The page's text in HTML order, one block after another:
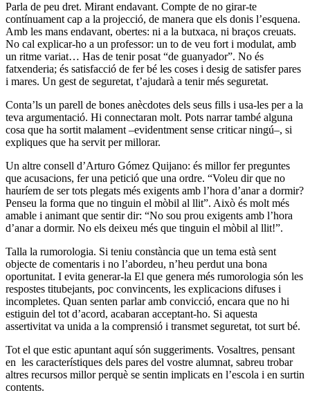
Parla de peu dret. Mirant endavant. Compte de no girar-te
contínuament cap a la projecció, de manera que els donis l’esquena.
Amb les mans endavant, obertes: ni a la butxaca, ni braços creuats.
No cal explicar-ho a un professor: un to de veu fort i modulat, amb
un ritme variat… Has de tenir posat “de guanyador”. No és
fatxenderia; és satisfacció de fer bé les coses i desig de satisfer pares
i mares. Un gest de seguretat, t’ajudarà a tenir més seguretat.
Conta’ls un parell de bones anècdotes dels seus fills i usa-les per a la
teva argumentació. Hi connectaran molt. Pots narrar també alguna
cosa que ha sortit malament –evidentment sense criticar ningú–, si
expliques que ha servit per millorar.
Un altre consell d’Arturo Gómez Quijano: és millor fer preguntes
que acusacions, fer una petició que una ordre. “Voleu dir que no
hauríem de ser tots plegats més exigents amb l’hora d’anar a dormir?
Penseu la forma que no tinguin el mòbil al llit”. Això és molt més
amable i animant que sentir dir: “No sou prou exigents amb l’hora
d’anar a dormir. No els deixeu més que tinguin el mòbil al llit!”.
Talla la rumorologia. Si teniu constància que un tema està sent
objecte de comentaris i no l’abordeu, n’heu perdut una bona
oportunitat. I evita generar-la El que genera més rumorologia són les
respostes titubejants, poc convincents, les explicacions difuses i
incompletes. Quan senten parlar amb convicció, encara que no hi
estiguin del tot d’acord, acabaran acceptant-ho. Si aquesta
assertivitat va unida a la comprensió i transmet seguretat, tot surt bé.
Tot el que estic apuntant aquí són suggeriments. Vosaltres, pensant
en les característiques dels pares del vostre alumnat, sabreu trobar
altres recursos millor perquè se sentin implicats en l’escola i en surtin
contents.